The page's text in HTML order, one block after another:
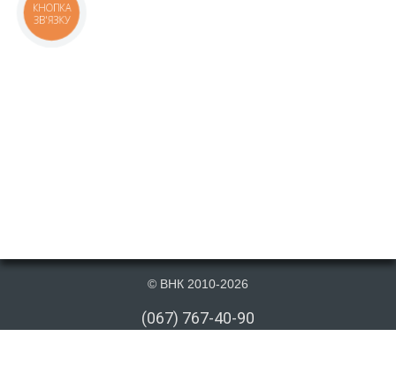
© ВНК 2010-2026
(067) 767-40-90
КНОПКА
ЗВ'ЯЗКУ